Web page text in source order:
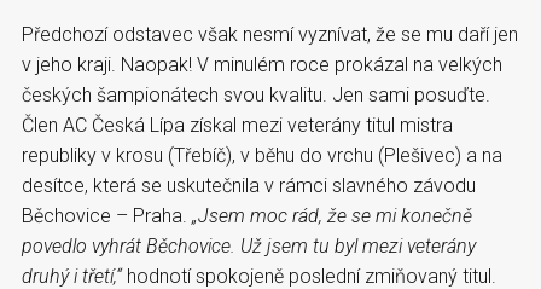
Předchozí odstavec však nesmí vyznívat, že se mu daří jen
v jeho kraji. Naopak! V minulém roce prokázal na velkých
českých šampionátech svou kvalitu. Jen sami posuďte.
Člen AC Česká Lípa získal mezi veterány titul mistra
republiky v krosu (Třebíč), v běhu do vrchu (Plešivec) a na
desítce, která se uskutečnila v rámci slavného závodu
Běchovice – Praha. „Jsem moc rád, že se mi konečně
povedlo vyhrát Běchovice. Už jsem tu byl mezi veterány
druhý i třetí,“hodnotí spokojeně poslední zmiňovaný titul.